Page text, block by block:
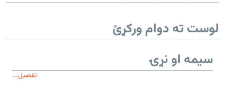
لوست ته دوام ورکړئ
سیمه او نړۍ
تفصیل...